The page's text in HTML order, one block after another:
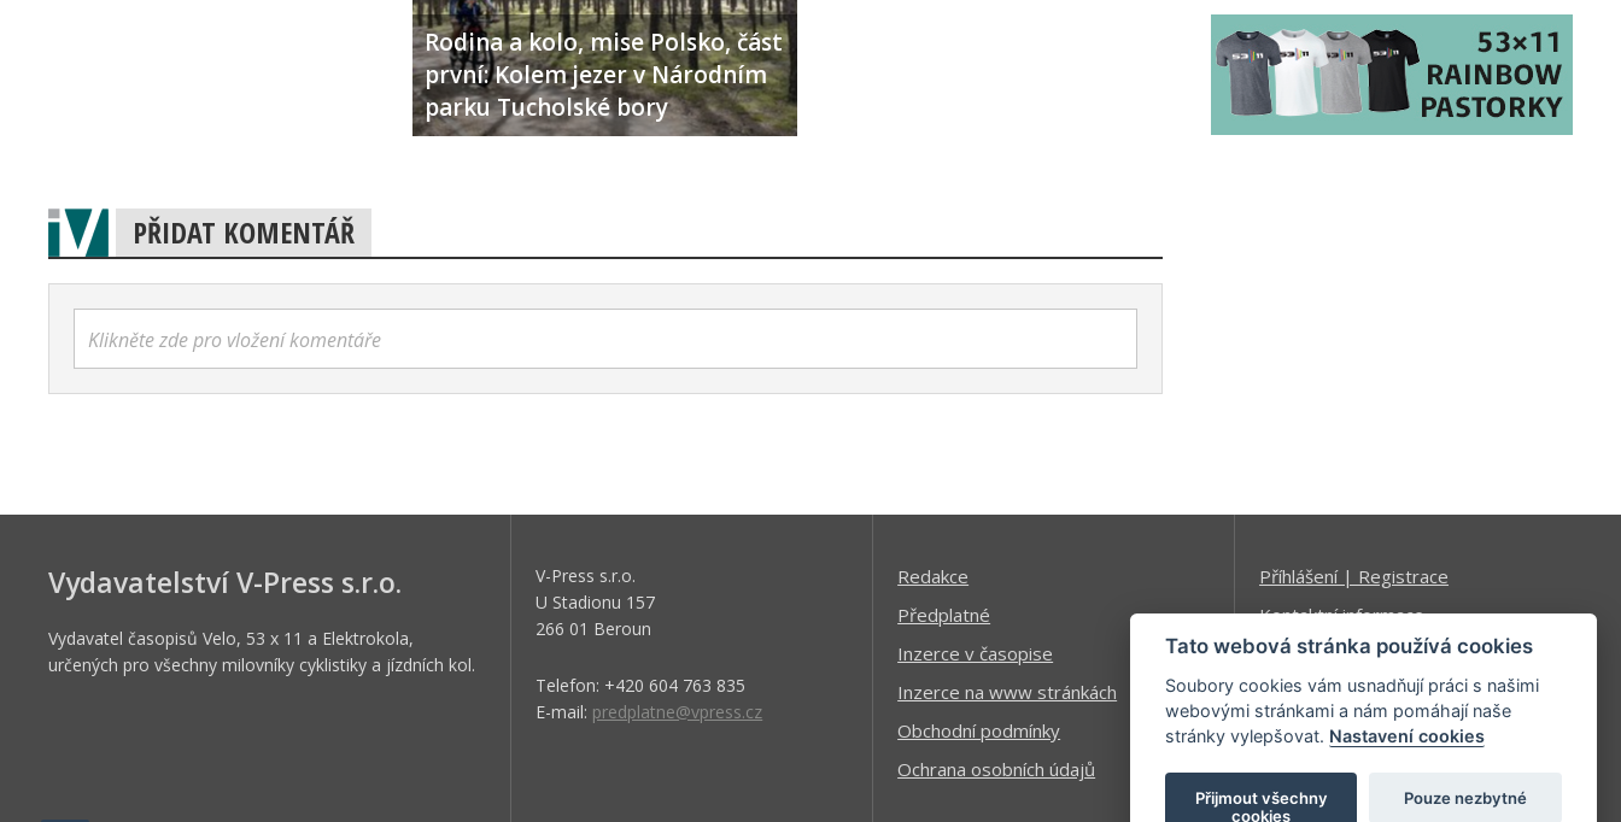
Rodina a kolo, mise Polsko, část
první: Kolem jezer v Národním
parku Tucholské bory
PŘIDAT KOMENTÁŘ
Klikněte zde pro vložení komentáře
Vydavatelství V-Press s.r.o.
Vydavatel časopisů Velo, 53 x 11 a Elektrokola,
určených pro všechny milovníky cyklistiky a jízdních kol.
V-Press s.r.o.
U Stadionu 157
266 01 Beroun
Telefon: +420 604 763 835
E-mail: predplatne@vpress.cz
Redakce
Předplatné
Inzerce v časopise
Inzerce na www stránkách
Obchodní podmínky
Ochrana osobních údajů
Příhlášení | Registrace
Kontaktní informace
Mapa stránek
Tato webová stránka používá cookies
Soubory cookies vám usnadňují práci s našimi
webovými stránkami a nám pomáhají naše
stránky vylepšovat. Nastavení cookies
Přijmout všechny
cookies
Pouze nezbytné